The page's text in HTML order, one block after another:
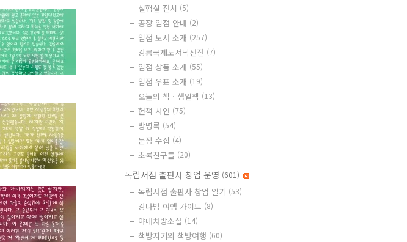
실험실 전시 (5)
공장 입점 안내 (2)
입점 도서 소개 (257)
강릉국제도서낙선전 (7)
입점 상품 소개 (55)
입점 우표 소개 (19)
오늘의 책 · 생일책 (13)
헌책 사연 (75)
방명록 (54)
문장 수집 (4)
초록친구들 (20)
독립서점 출판사 창업 운영 (601)
독립서점 출판사 창업 일기 (53)
강다방 여행 가이드 (8)
야매처방소설 (14)
책방지기의 책방여행 (60)